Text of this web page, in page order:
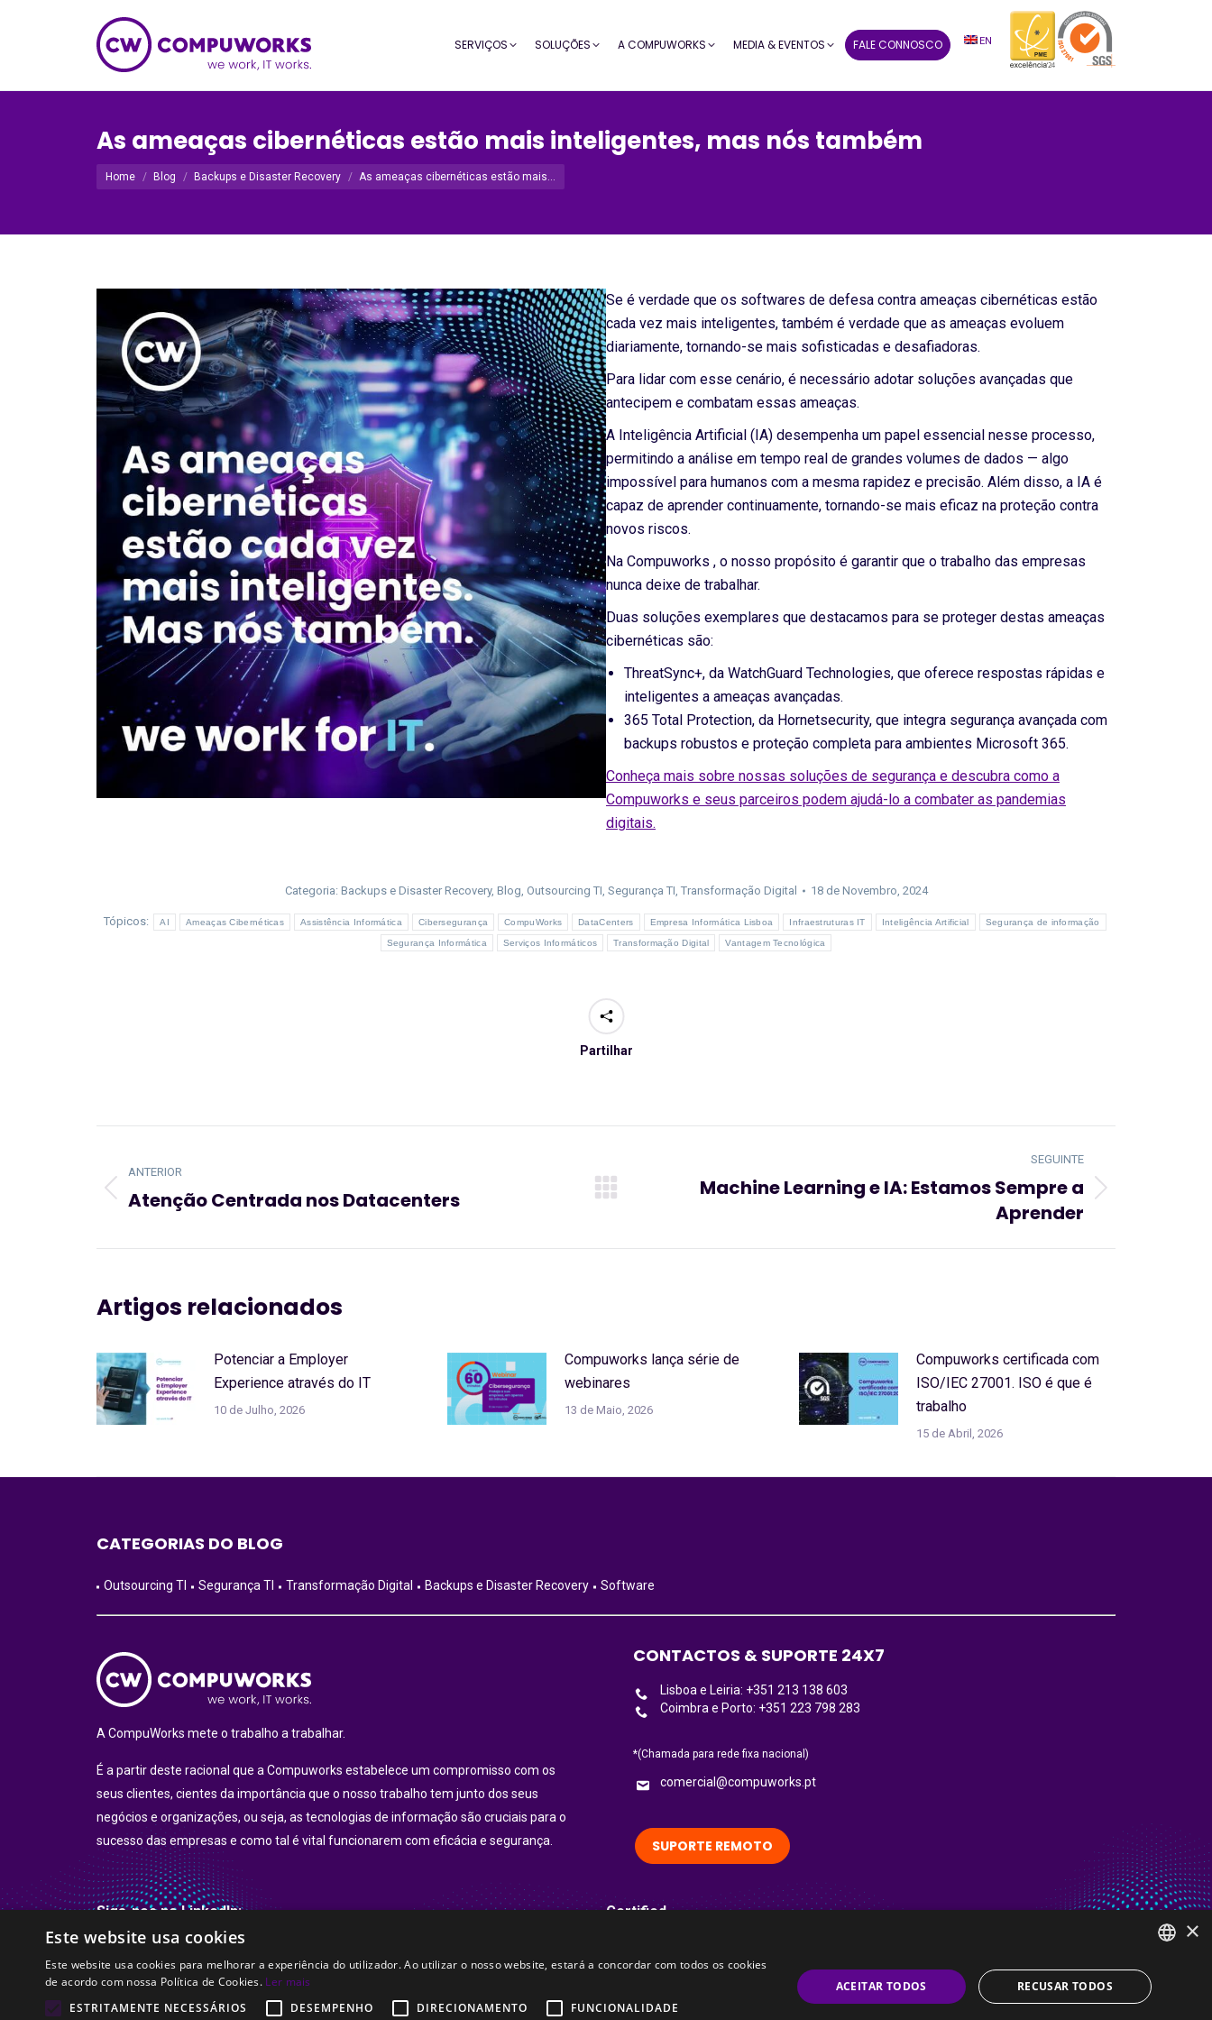
SERVIÇOS SOLUÇÕES A COMPUWORKS MEDIA & EVENTOS FALE CONNOSCO EN
As ameaças cibernéticas estão mais inteligentes, mas nós também
Você está aqui:
Home Blog Backups e Disaster Recovery As ameaças cibernéticas estão mais…
Se é verdade que os softwares de defesa contra ameaças cibernéticas estão
cada vez mais inteligentes, também é verdade que as ameaças evoluem
diariamente, tornando-se mais sofisticadas e desafiadoras.
Para lidar com esse cenário, é necessário adotar soluções avançadas que
antecipem e combatam essas ameaças.
A Inteligência Artificial (IA) desempenha um papel essencial nesse processo,
permitindo a análise em tempo real de grandes volumes de dados — algo
impossível para humanos com a mesma rapidez e precisão. Além disso, a IA é
capaz de aprender continuamente, tornando-se mais eficaz na proteção contra
novos riscos.
Na Compuworks , o nosso propósito é garantir que o trabalho das empresas
nunca deixe de trabalhar.
Duas soluções exemplares que destacamos para se proteger destas ameaças
cibernéticas são:
ThreatSync+, da WatchGuard Technologies, que oferece respostas rápidas e
inteligentes a ameaças avançadas.
365 Total Protection, da Hornetsecurity, que integra segurança avançada com
backups robustos e proteção completa para ambientes Microsoft 365.
Conheça mais sobre nossas soluções de segurança e descubra como a
Compuworks e seus parceiros podem ajudá-lo a combater as pandemias
digitais.
Categoria: Backups e Disaster Recovery, Blog, Outsourcing TI, Segurança TI, Transformação Digital 18 de Novembro, 2024
Tópicos: AI Ameaças Cibernéticas Assistência Informática Cibersegurança CompuWorks DataCenters Empresa Informática Lisboa Infraestruturas IT Inteligência Artificial Segurança de informação
Segurança Informática Serviços Informáticos Transformação Digital Vantagem Tecnológica
Partilhar
de
post:
ANTERIOR
Artigo
Atenção Centrada nos Datacenters
SEGUINTE
Machine Learning e IA: Estamos Sempre a
Aprender
Artigos relacionados
Potenciar a Employer
Experience através do IT
10 de Julho, 2026
Compuworks lança série de
webinares
13 de Maio, 2026
Compuworks certificada com
ISO/IEC 27001. ISO é que é
trabalho
15 de Abril, 2026
CATEGORIAS DO BLOG
Outsourcing TI Segurança TI Transformação Digital Backups e Disaster Recovery Software
A CompuWorks mete o trabalho a trabalhar.
É a partir deste racional que a Compuworks estabelece um compromisso com os
seus clientes, cientes da importância que o nosso trabalho tem junto dos seus
negócios e organizações, ou seja, as tecnologias de informação são cruciais para o
sucesso das empresas e como tal é vital funcionarem com eficácia e segurança.
CONTACTOS & SUPORTE 24X7
Lisboa e Leiria: +351 213 138 603
Coimbra e Porto: +351 223 798 283
*(Chamada para rede fixa nacional)
comercial@compuworks.pt
SUPORTE REMOTO
Siga-nos no LinkedIn:
LinkedIn
Certified
PORTUGUESE
×
Este website usa cookies
Este website usa cookies para melhorar a experiência do utilizador. Ao utilizar o nosso website, estará a concordar com todos os cookies
de acordo com nossa Política de Cookies. Ler mais
ESTRITAMENTE NECESSÁRIOS
DESEMPENHO DIRECIONAMENTO FUNCIONALIDADE
ACEITAR TODOS RECUSAR TODOS